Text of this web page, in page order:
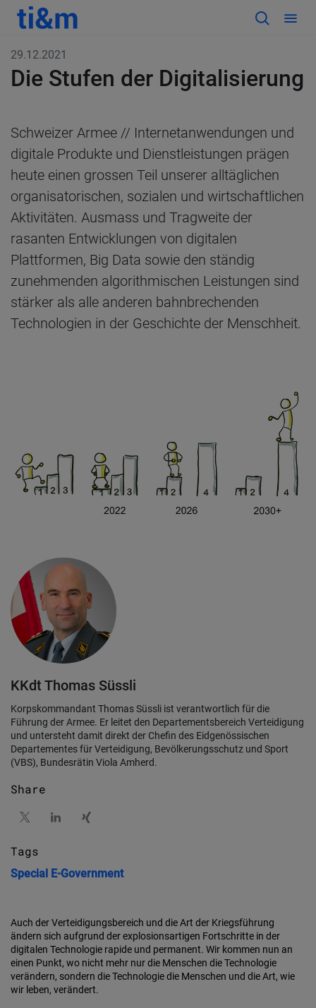
29.12.2021
Die Stufen der Digitalisierung
Schweizer Armee // Internetanwendungen und
digitale Produkte und Dienstleistungen prägen
heute einen grossen Teil unserer alltäglichen
organisatorischen, sozialen und wirtschaftlichen
Aktivitäten. Ausmass und Tragweite der
rasanten Entwicklungen von digitalen
Plattformen, Big Data sowie den ständig
zunehmenden algorithmischen Leistungen sind
stärker als alle anderen bahnbrechenden
Technologien in der Geschichte der Menschheit.
KKdt Thomas Süssli
Korpskommandant Thomas Süssli ist verantwortlich für die
Führung der Armee. Er leitet den Departementsbereich Verteidigung
und untersteht damit direkt der Chefin des Eidgenössischen
Departementes für Verteidigung, Bevölkerungsschutz und Sport
(VBS), Bundesrätin Viola Amherd.
Share
Tags
Special E-Government
Auch der Verteidigungsbereich und die Art der Kriegsführung
ändern sich aufgrund der explosionsartigen Fortschritte in der
digitalen Technologie rapide und permanent. Wir kommen nun an
einen Punkt, wo nicht mehr nur die Menschen die Technologie
verändern, sondern die Technologie die Menschen und die Art, wie
wir leben, verändert.